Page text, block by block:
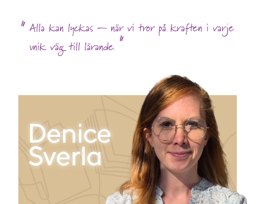
Alla kan lyckas — när vi tror på kraften i varje
unik väg till lärande.